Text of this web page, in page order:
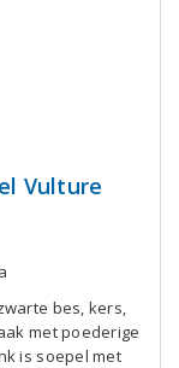
Vulture
bes, kers,
met poederige
is soepel met